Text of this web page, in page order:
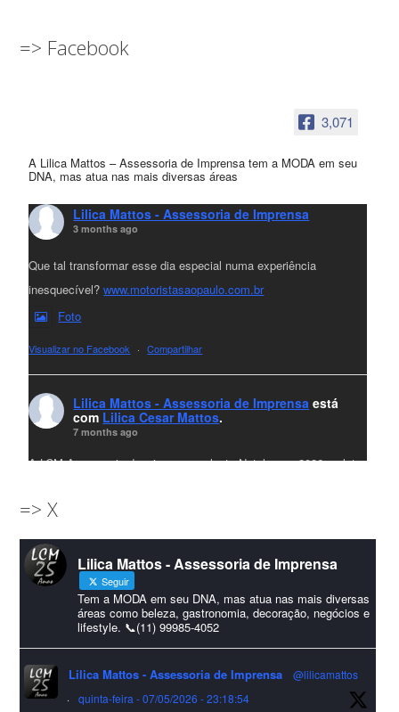
=> Facebook
3,071
A Lilica Mattos – Assessoria de Imprensa tem a MODA em seu
DNA, mas atua nas mais diversas áreas
Lilica Mattos - Assessoria de Imprensa
3 months ago
Que tal transformar esse dia especial numa experiência
inesquecível?www.motoristasaopaulo.com.br
Foto
Visualizar no Facebook · Compartilhar
Lilica Mattos - Assessoria de Imprensa está
com Lilica Cesar Mattos.
7 months ago
A LCM Assessoria deseja um excelente Natal e um 2026 repleto
amigos que sempre nos acompanham!🎄✨🥂❤️
#lcmassessoriassessoria#natal #merrychristmas #felizanonovo
#HappyNewYear
Foto
Visualizar no Facebook · Compartilhar
Lilica Mattos - Assessoria de Imprensa
9 months ago
=> X
Lilica Mattos - Assessoria de Imprensa
Seguir
Tem a MODA em seu DNA, mas atua nas mais diversas
áreas como beleza, gastronomia, decoração, negócios e
lifestyle. 📞(11) 99985-4052
Lilica Mattos - Assessoria de Imprensa
@lilicamattos
·
quinta-feira - 07/05/2026 - 23:18:54